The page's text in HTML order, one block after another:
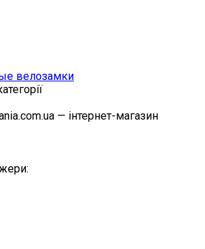
велозамки
— інтернет-магазин